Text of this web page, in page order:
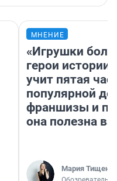
МНЕНИЕ
«Игрушки
герои
учит пятая
популярной
франшизы и
она полезна
Мария Тищенко